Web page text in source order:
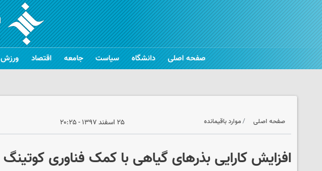
صفحه اصلی دانشگاه سیاست جامعه اقتصاد ورزش
صفحه اصلی موارد باقیمانده ۲۵ اسفند ۱۳۹۷ - ۲۰:۲۵
افزایش کارایی بذرهای گیاهی با کمک فناوری کوتینگ